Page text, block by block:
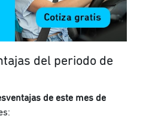
del periodo de
de este mes de